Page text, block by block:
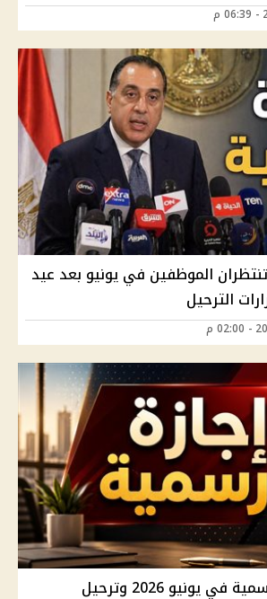
الموظفين في يونيو بعد عيد
الترحيل
موعد أول إجازة رسمية في يونيو 2026 وترحيل